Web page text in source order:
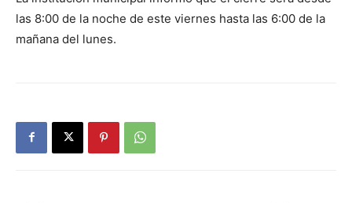
las 8:00 de la noche de este viernes hasta las 6:00 de la
mañana del lunes.